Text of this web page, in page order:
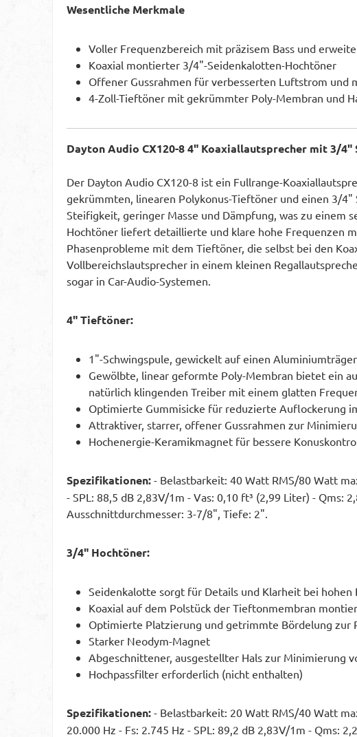
Wesentliche Merkmale
Voller Frequenzbereich mit präzisem Bass und
Koaxial montierter 3/4"-Seidenkalotten-Hochtöner
Offener Gussrahmen für verbesserten Luftstrom und
4-Zoll-Tieftöner mit gekrümmter Poly-Membran und
Dayton Audio CX120-8 4" Koaxiallautsprecher mit 3/4"
Der Dayton Audio CX120-8 ist ein Fullrange-
gekrümmten, linearen Polykonus-Tieftöner und einen 3/
Steifigkeit, geringer Masse und Dämpfung, was zu einem
Hochtöner liefert detaillierte und klare hohe Frequenzen
Phasenprobleme mit dem Tieftöner, die selbst bei den
Vollbereichslautsprecher in einem kleinen
sogar in Car-Audio-Systemen.
4" Tieftöner:
1"-Schwingspule, gewickelt auf einen
Gewölbte, linear geformte Poly-Membran bietet ein
natürlich klingenden Treiber mit einem glatten
Optimierte Gummisicke für reduzierte Auflockerung
Attraktiver, starrer, offener Gussrahmen zur
Hochenergie-Keramikmagnet für bessere
Spezifikationen: - Belastbarkeit: 40 Watt RMS/80 Watt
- SPL: 88,5 dB 2,83V/1m - Vas: 0,10 ft³ (2,99 Liter) - Qms:
Ausschnittdurchmesser: 3-7/8", Tiefe: 2".
3/4" Hochtöner:
Seidenkalotte sorgt für Details und Klarheit bei hohen
Koaxial auf dem Polstück der Tieftonmembran
Optimierte Platzierung und getrimmte Bördelung zur
Starker Neodym-Magnet
Abgeschnittener, ausgestellter Hals zur Minimierung
Hochpassfilter erforderlich (nicht enthalten)
Spezifikationen: - Belastbarkeit: 20 Watt RMS/40 Watt
20.000 Hz - Fs: 2.745 Hz - SPL: 89,2 dB 2,83V/1m - Qms: